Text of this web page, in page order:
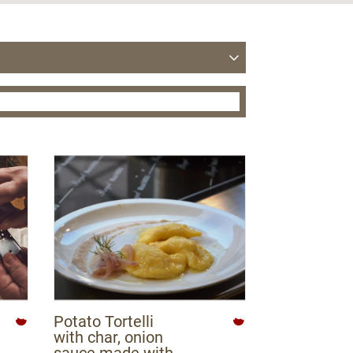
Luserna Vigolana
Rolle, Primiero e Vanoi
di Brenta
Potato Tortelli
with char, onion